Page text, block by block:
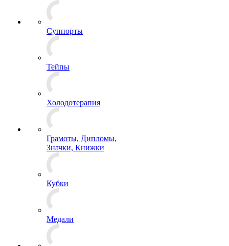
Суппорты
Тейпы
Холодотерапия
Грамоты, Дипломы,
Значки, Книжки
Кубки
Медали